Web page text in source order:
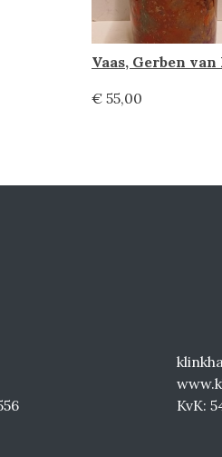
Vaas, Gerben van
€ 55,00
KvK: